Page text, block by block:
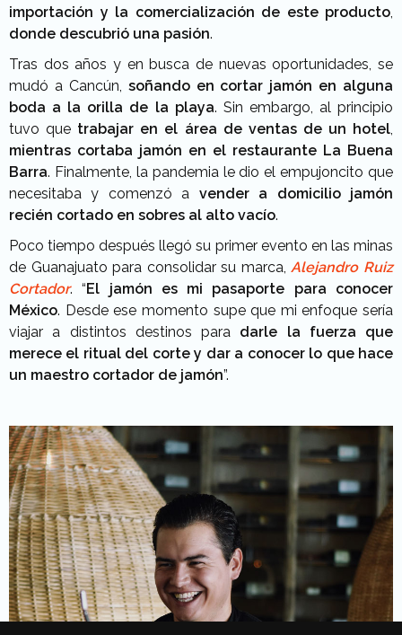
importación y la comercialización de este producto,
donde descubrió una pasión.
Tras dos años y en busca de nuevas oportunidades, se
mudó a Cancún, soñando en cortar jamón en alguna
boda a la orilla de la playa. Sin embargo, al principio
tuvo que trabajar en el área de ventas de un hotel,
mientras cortaba jamón en el restaurante La Buena
Barra. Finalmente, la pandemia le dio el empujoncito que
necesitaba y comenzó a vender a domicilio jamón
recién cortado en sobres al alto vacío.
Poco tiempo después llegó su primer evento en las minas
de Guanajuato para consolidar su marca,Alejandro Ruiz
Cortador.“El jamón es mi pasaporte para conocer
México. Desde ese momento supe que mienfoque sería
viajar a distintos destinos para darle la fuerza que
merece el ritual del corte y dar a conocer lo que hace
un maestro cortador de jamón”.